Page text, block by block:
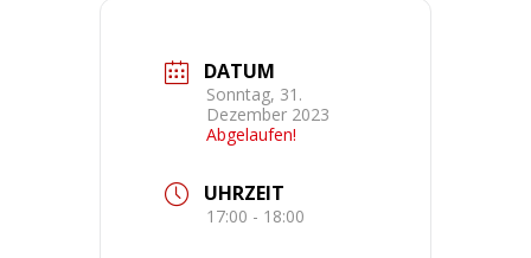
DATUM
Sonntag, 31.
Dezember 2023
Abgelaufen!
UHRZEIT
17:00 - 18:00